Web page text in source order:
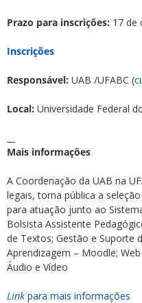
Prazo para inscrições: 17 de
Inscrições
Responsável: UAB /UFABC (
Local: Universidade Federal
Mais informações
A Coordenação da UAB na
legais, torna pública a
para atuação junto ao
Bolsista Assistente
de Textos; Gestão e Suporte
Aprendizagem – Moodle;
Áudio e Vídeo
Link para mais informações